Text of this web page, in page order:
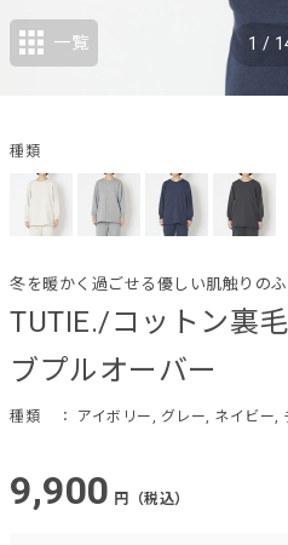
TUTIE./コットン裏
ブプルオーバー
冬を暖かく過ごせる優しい肌触りの
種類 ： アイボリー, グレー, ネイビー,
9,900 円（税込）
1 /
一覧
種類